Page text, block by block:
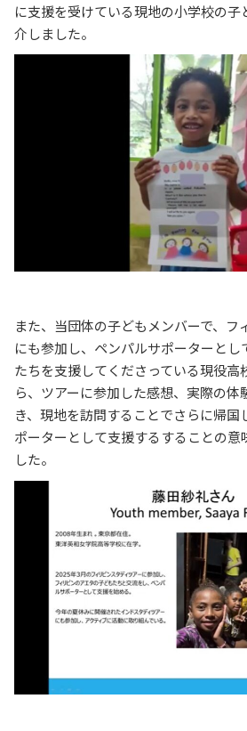
に支援を受けている現地の小学校の
介しました。
また、当団体の子どもメンバーで、フ
にも参加し、ペンパルサポーターとし
たちを支援してくださっている現役高
ら、ツアーに参加した感想、実際の体
き、現地を訪問することでさらに帰国
ポーターとして支援するすることの意
した。